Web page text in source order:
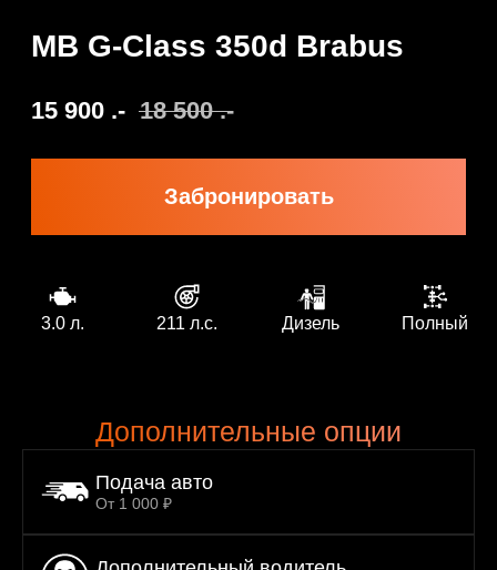
Забронировать
3.0 л. 211 л.с. Дизель Полный
Дополнительные опции
Подача авто
От 1 000 ₽